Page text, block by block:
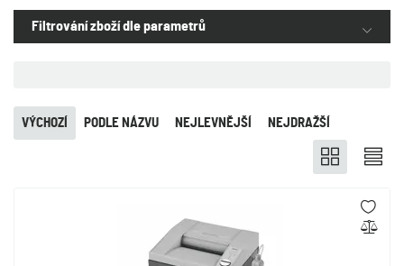
Filtrování zboží dle parametrů
NEJLEVNĚJŠÍ NEJDRAŽŠÍ
PODLE NÁZVU
VÝCHOZÍ